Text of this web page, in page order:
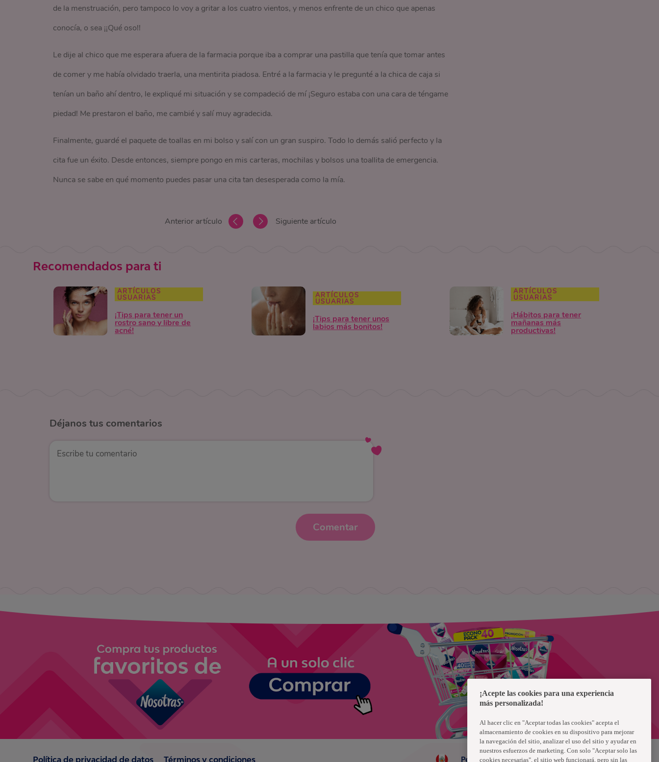
de la menstruación, pero tampoco lo voy a gritar a los cuatro vientos, y menos enfrente de un chico que apenas
conocía, o sea ¡¡Qué oso!!
Le dije al chico que me esperara afuera de la farmacia porque iba a comprar una pastilla que tenía que tomar antes
de comer y me había olvidado traerla, una mentirita piadosa. Entré a la farmacia y le pregunté a la chica de caja si
tenían un baño ahí dentro, le expliqué mi situación y se compadeció de mí ¡Seguro estaba con una cara de téngame
piedad! Me prestaron el baño, me cambié y salí muy agradecida.
Finalmente, guardé el paquete de toallas en mi bolso y salí con un gran suspiro. Todo lo demás salió perfecto y la
cita fue un éxito. Desde entonces, siempre pongo en mis carteras, mochilas y bolsos una toallita de emergencia.
Nunca se sabe en qué momento puedes pasar una cita tan desesperada como la mía.
Anterior artículo Siguiente artículo
Recomendados para ti
ARTÍCULOS
USUARIAS
¡Tips para tener un
rostro sano y libre de
acné!
ARTÍCULOS
USUARIAS
¡Tips para tener unos
labios más bonitos!
ARTÍCULOS
USUARIAS
¡Hábitos para tener
mañanas más
productivas!
Déjanos tus comentarios
Comentar
Política de privacidad de datos Términos y condiciones Peru
¡Acepte las cookies para una experiencia
más personalizada!
Al hacer clic en "Aceptar todas las cookies" acepta el
almacenamiento de cookies en su dispositivo para mejorar
la navegación del sitio, analizar el uso del sitio y ayudar en
nuestros esfuerzos de marketing. Con solo "Aceptar solo las
cookies necesarias", el sitio web funcionará, pero sin las